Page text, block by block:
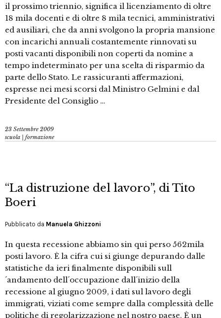
il prossimo triennio, significa il licenziamento di oltre
18 mila docenti e di oltre 8 mila tecnici, amministrativi
ed ausiliari, che da anni svolgono la propria mansione
con incarichi annuali costantemente rinnovati su
posti vacanti disponibili non coperti da nomine a
tempo indeterminato per una scelta di risparmio da
parte dello Stato. Le rassicuranti affermazioni,
espresse nei mesi scorsi dal Ministro Gelmini e dal
Presidente del Consiglio …
23 Settembre 2009
scuola | formazione
“La distruzione del lavoro”, di Tito
Boeri
Pubblicato da Manuela Ghizzoni
In questa recessione abbiamo sin qui perso 562mila
posti lavoro. È la cifra cui si giunge depurando dalle
statistiche da ieri finalmente disponibili sull
´andamento dell´occupazione dall´inizio della
recessione al giugno 2009, i dati sul lavoro degli
immigrati, viziati come sempre dalla complessità delle
politiche di regolarizzazione nel nostro paese. È un